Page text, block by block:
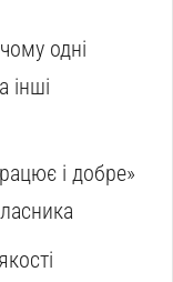
одні
інші
і добре»